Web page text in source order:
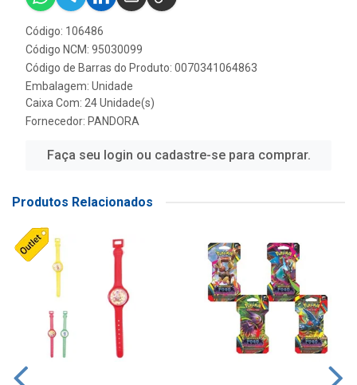
Código: 106486
Código NCM: 95030099
Código de Barras do Produto: 0070341064863
Embalagem: Unidade
Caixa Com: 24 Unidade(s)
Fornecedor: PANDORA
Faça seu login ou cadastre-se para comprar.
Produtos Relacionados